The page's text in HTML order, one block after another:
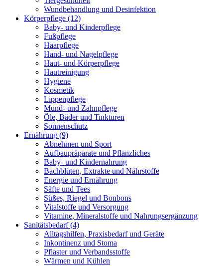
Wundbehandlung und Desinfektion
Körperpflege (12)
Baby- und Kinderpflege
Fußpflege
Haarpflege
Hand- und Nagelpflege
Haut- und Körperpflege
Hautreinigung
Hygiene
Kosmetik
Lippenpflege
Mund- und Zahnpflege
Öle, Bäder und Tinkturen
Sonnenschutz
Ernährung (9)
Abnehmen und Sport
Aufbaupräparate und Pflanzliches
Baby- und Kindernahrung
Bachblüten, Extrakte und Nährstoffe
Energie und Ernährung
Säfte und Tees
Süßes, Riegel und Bonbons
Vitalstoffe und Versorgung
Vitamine, Mineralstoffe und Nahrungsergänzung
Sanitätsbedarf(4)
Alltagshilfen, Praxisbedarf und Geräte
Inkontinenz und Stoma
Pflaster und Verbandsstoffe
Wärmen und Kühlen